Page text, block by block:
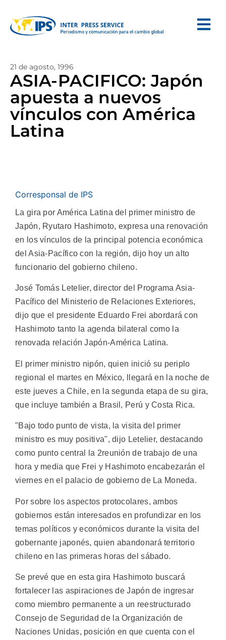
21 de agosto, 1996
ASIA-PACIFICO: Japón
apuesta a nuevos
vínculos con América
Latina
Corresponsal de IPS
La gira por América Latina del primer ministro de
Japón, Ryutaro Hashimoto, expresa una renovación
en los vínculos de la principal potencia económica
del Asia-Pacífico con la región, dijo hoy un alto
funcionario del gobierno chileno.
José Tomás Letelier, director del Programa Asia-
Pacífico del Ministerio de Relaciones Exteriores,
dijo que el presidente Eduardo Frei abordará con
Hashimoto tanto la agenda bilateral como la
renovada relación Japón-América Latina.
El primer ministro nipón, quien inició su periplo
regional el martes en México, llegará en la noche de
este jueves a Chile, en la segunda etapa de su gira,
que incluye también a Brasil, Perú y Costa Rica.
"Bajo todo punto de vista, la visita del primer
ministro es muy positiva", dijo Letelier, destacando
como punto central la 2reunión de trabajo de una
hora y media que Frei y Hashimoto encabezarán el
viernes en el palacio de gobierno de La Moneda.
Por sobre los aspectos protocolares, ambos
gobiernos están interesados en profundizar en los
temas políticos y económicos durante la visita del
gobernante japonés, quien abandonará territorio
chileno en las primeras horas del sábado.
Se prevé que en esta gira Hashimoto buscará
fortalecer las aspiraciones de Japón de ingresar
como miembro permanente a un reestructurado
Consejo de Seguridad de la Organización de
Naciones Unidas, posición en que cuenta con el